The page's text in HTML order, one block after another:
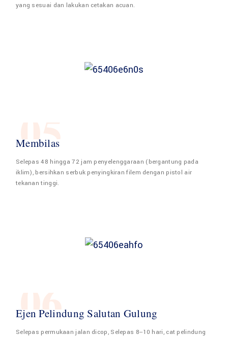
yang sesuai dan lakukan cetakan acuan.
05
Membilas
Selepas 48 hingga 72 jam penyelenggaraan (bergantung pada
iklim), bersihkan serbuk penyingkiran filem dengan pistol air
tekanan tinggi.
06
Ejen Pelindung Salutan Gulung
Selepas permukaan jalan dicop, Selepas 8--10 hari, cat pelindung